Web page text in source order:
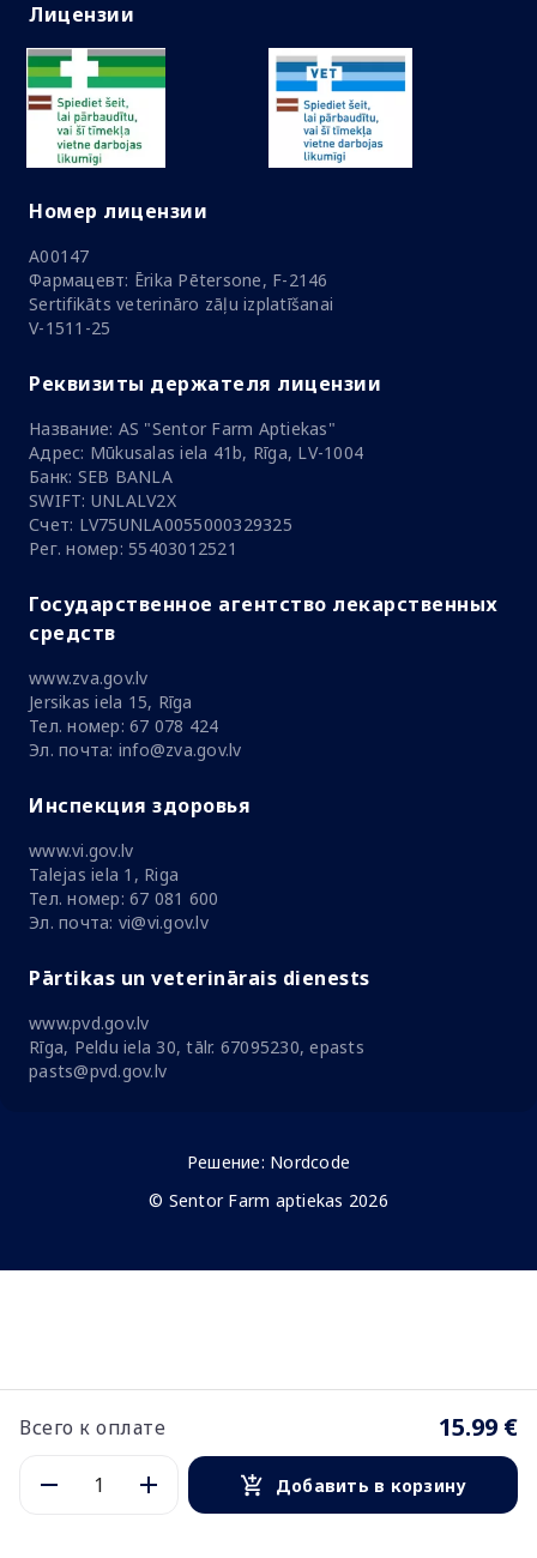
Всего к оплате 15.99 €
Добавить в корзину
Лицензии
Номер лицензии
A00147
Фармацевт: Ērika Pētersone, F-2146
Sertifikāts veterināro zāļu izplatīšanai
V-1511-25
Реквизиты держателя лицензии
Название: AS "Sentor Farm Aptiekas"
Адрес: Mūkusalas iela 41b, Rīga, LV-1004
Банк: SEB BANLA
SWIFT: UNLALV2X
Счет: LV75UNLA0055000329325
Рег. номер: 55403012521
Государственное агентство лекарственных
средств
www.zva.gov.lv
Jersikas iela 15, Rīga
Тел. номер: 67 078 424
Эл. почта: info@zva.gov.lv
Инспекция здоровья
www.vi.gov.lv
Talejas iela 1, Riga
Тел. номер: 67 081 600
Эл. почта: vi@vi.gov.lv
Pārtikas un veterinārais dienests
www.pvd.gov.lv
Rīga, Peldu iela 30, tālr. 67095230, epasts
pasts@pvd.gov.lv
Решение: Nordcode
© Sentor Farm aptiekas 2026